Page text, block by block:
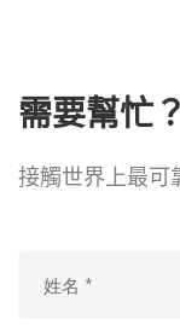
需要幫忙？
接觸世界上最可